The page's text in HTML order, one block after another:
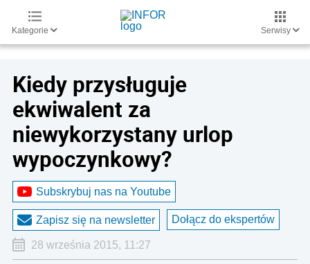
Kategorie Serwisy
Kiedy przysługuje
ekwiwalent za
niewykorzystany urlop
wypoczynkowy?
Subskrybuj nas na Youtube
Zapisz się na newsletter Dołącz do ekspertów
28 września 2015, 11:27